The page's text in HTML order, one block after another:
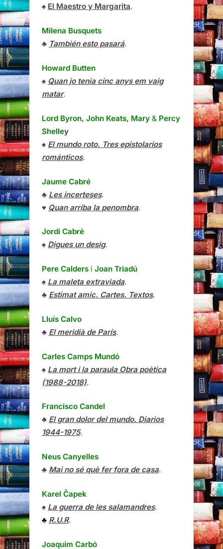
♠ El Maestro y Margarita.
Milena Busquets
♣ También esto pasará.
Howard Butten
♠ Quan jo tenia cinc anys em vaig
matar.
Lord Byron, John Keats, Mary & Percy
Shelley
♠ El mundo roto. Tres epistolarios
románticos.
Jaume Cabré
♣ Les incerteses.
♥ Quan arriba la penombra.
Jordi Cabré
♠ Digues un desig.
Pere Calders i Joan Triadú
♠ La maleta extraviada.
♣ Estimat amic. Cartes. Textos.
Lluís Calvo
♣ El meridià de París.
Carles Camps Mundó
♠ La mort i la paraula Obra poètica
(1988-2018).
Francisco Candel
♣ El gran dolor del mundo. Diarios
1944-1975.
Neus Canyelles
♣ Mai no sé què fer fora de casa.
Karel Čapek
♠ La guerra de les salamandres.
♣ R.U.R.
Joaquim Carbó